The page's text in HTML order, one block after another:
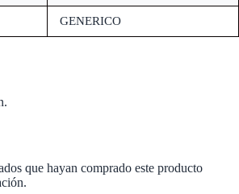
GENERICO
que hayan comprado este producto